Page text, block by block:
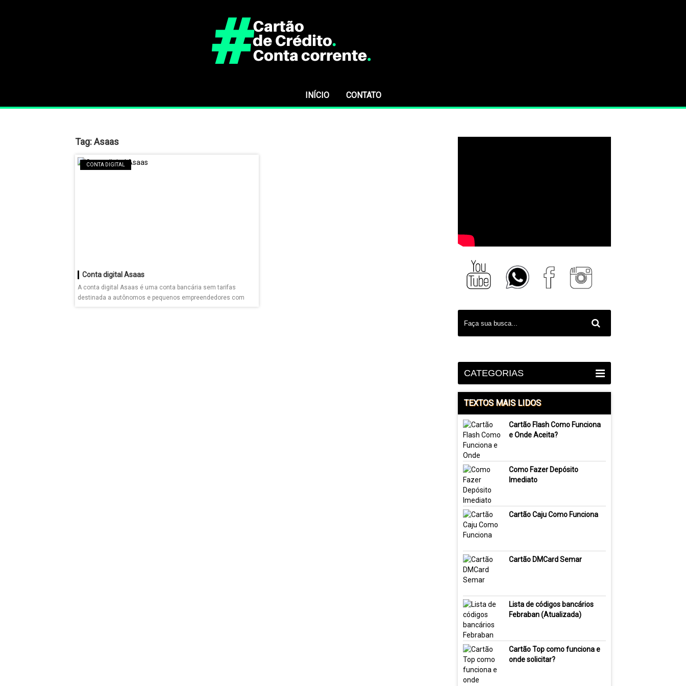
INÍCIO CONTATO
Tag:Asaas
CONTA DIGITAL
Conta digital Asaas
A conta digital Asaas é uma conta bancária sem tarifas
destinada a autônomos e pequenos empreendedores com
CATEGORIAS
TEXTOS MAIS LIDOS
Cartão Flash Como Funciona
e Onde Aceita?
Como Fazer Depósito
Imediato
Cartão Caju Como Funciona
Cartão DMCard Semar
Lista de códigos bancários
Febraban (Atualizada)
Cartão Top como funciona e
onde solicitar?